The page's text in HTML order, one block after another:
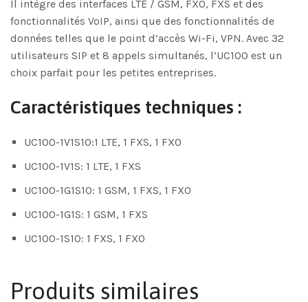
Il intègre des interfaces LTE / GSM, FXO, FXS et des
fonctionnalités VoIP, ainsi que des fonctionnalités de
données telles que le point d’accès Wi-Fi, VPN. Avec 32
utilisateurs SIP et 8 appels simultanés, l’UC100 est un
choix parfait pour les petites entreprises.
Caractéristiques techniques :
UC100-1V1S1O:1 LTE, 1 FXS, 1 FXO
UC100-1V1S: 1 LTE, 1 FXS
UC100-1G1S1O: 1 GSM, 1 FXS, 1 FXO
UC100-1G1S: 1 GSM, 1 FXS
UC100-1S1O: 1 FXS, 1 FXO
Produits similaires